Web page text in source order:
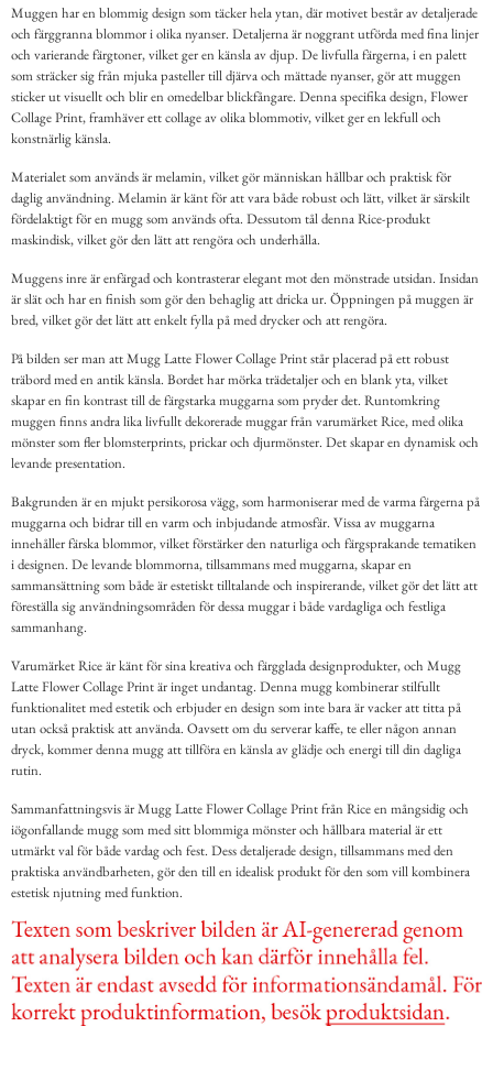
Muggen har en blommig design som täcker hela ytan, där motivet består av detaljerade
och färggranna blommor i olika nyanser. Detaljerna är noggrant utförda med fina linjer
och varierande färgtoner, vilket ger en känsla av djup. De livfulla färgerna, i en palett
som sträcker sig från mjuka pasteller till djärva och mättade nyanser, gör att muggen
sticker ut visuellt och blir en omedelbar blickfångare. Denna specifika design, Flower
Collage Print, framhäver ett collage av olika blommotiv, vilket ger en lekfull och
konstnärlig känsla.
Materialet som används är melamin, vilket gör människan hållbar och praktisk för
daglig användning. Melamin är känt för att vara både robust och lätt, vilket är särskilt
fördelaktigt för en mugg som används ofta. Dessutom tål denna Rice-produkt
maskindisk, vilket gör den lätt att rengöra och underhålla.
Muggens inre är enfärgad och kontrasterar elegant mot den mönstrade utsidan. Insidan
är slät och har en finish som gör den behaglig att dricka ur. Öppningen på muggen är
bred, vilket gör det lätt att enkelt fylla på med drycker och att rengöra.
På bilden ser man att Mugg Latte Flower Collage Print står placerad på ett robust
träbord med en antik känsla. Bordet har mörka trädetaljer och en blank yta, vilket
skapar en fin kontrast till de färgstarka muggarna som pryder det. Runtomkring
muggen finns andra lika livfullt dekorerade muggar från varumärket Rice, med olika
mönster som fler blomsterprints, prickar och djurmönster. Det skapar en dynamisk och
levande presentation.
Bakgrunden är en mjukt persikorosa vägg, som harmoniserar med de varma färgerna på
muggarna och bidrar till en varm och inbjudande atmosfär. Vissa av muggarna
innehåller färska blommor, vilket förstärker den naturliga och färgsprakande tematiken
i designen. De levande blommorna, tillsammans med muggarna, skapar en
sammansättning som både är estetiskt tilltalande och inspirerande, vilket gör det lätt att
föreställa sig användningsområden för dessa muggar i både vardagliga och festliga
sammanhang.
Varumärket Rice är känt för sina kreativa och färgglada designprodukter, och Mugg
Latte Flower Collage Print är inget undantag. Denna mugg kombinerar stilfullt
funktionalitet med estetik och erbjuder en design som inte bara är vacker att titta på
utan också praktisk att använda. Oavsett om du serverar kaffe, te eller någon annan
dryck, kommer denna mugg att tillföra en känsla av glädje och energi till din dagliga
rutin.
Sammanfattningsvis är Mugg Latte Flower Collage Print från Rice en mångsidig och
iögonfallande mugg som med sitt blommiga mönster och hållbara material är ett
utmärkt val för både vardag och fest. Dess detaljerade design, tillsammans med den
praktiska användbarheten, gör den till en idealisk produkt för den som vill kombinera
estetisk njutning med funktion.